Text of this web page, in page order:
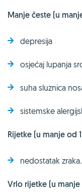
Manje česte (u
depresija
osjećaj lupanja
suha sluznica
sistemske
Rijetke (u manje od
nedostatak zraka.
Vrlo rijetke (u manje